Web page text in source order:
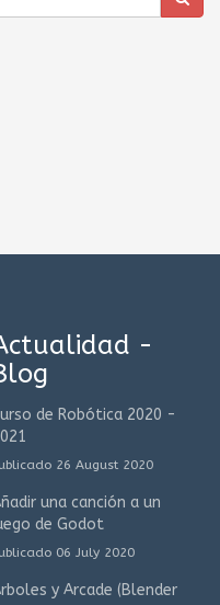
-
de Robótica 2020 -
26 August 2020
una canción a un
de Godot
06 July 2020
y Arcade (Blender